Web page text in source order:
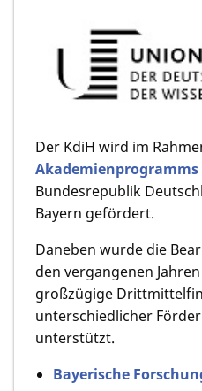
Der KdiH wird im
Akademienprogramms
Bundesrepublik
Bayern gefördert.
Daneben wurde die
den vergangenen
großzügige
unterschiedlicher
unterstützt.
Bayerische